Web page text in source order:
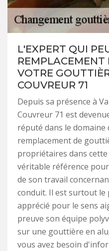
L'EXPERT QUI
REMPLACEMENT
VOTRE
COUVREUR 71
Depuis sa présence à
Couvreur 71 est
réputé dans le domaine
remplacement de
propriétaires dans
véritable référence
de son travail
conduit. Il est surtout le
apprécié pour le sens
preuve son équipe
sur une gouttière en
vous avez besoin